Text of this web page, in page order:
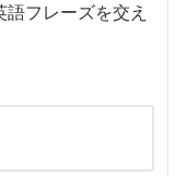
フレーズを交え